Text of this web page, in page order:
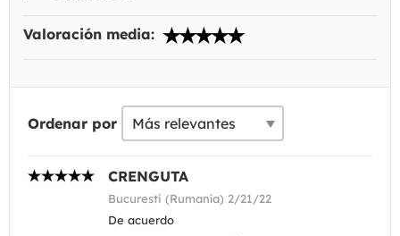
Valoración media:
Ordenar por
CRENGUTA
Bucuresti (Rumanía) 2/21/22
De acuerdo